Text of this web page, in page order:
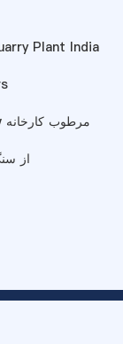
Plant India
از